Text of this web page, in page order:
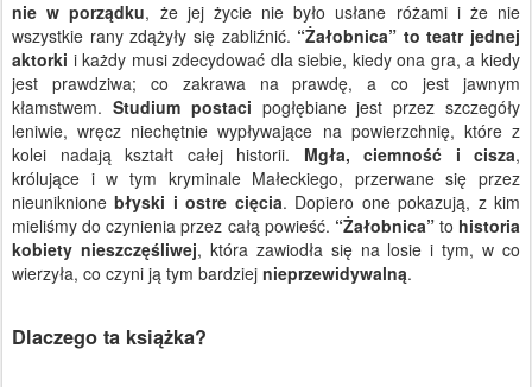
nie w porządku, że jej życie nie było usłane różami i że nie
wszystkie rany zdążyły się zabliźnić. “Żałobnica” to teatr jednej
aktorki i każdy musi zdecydować dla siebie, kiedy ona gra, a kiedy
jest prawdziwa; co zakrawa na prawdę, a co jest jawnym
kłamstwem. Studium postaci pogłębiane jest przez szczegóły
leniwie, wręcz niechętnie wypływające na powierzchnię, które z
kolei nadają kształt całej historii. Mgła, ciemność i cisza,
królujące i w tym kryminale Małeckiego, przerwane się przez
nieuniknionebłyski i ostre cięcia. Dopiero one pokazują, z kim
mieliśmy do czynienia przez całą powieść. “Żałobnica”to historia
kobiety nieszczęśliwej, która zawiodła się na losie i tym, w co
wierzyła, co czyni ją tym bardziej nieprzewidywalną.
Dlaczego ta książka?